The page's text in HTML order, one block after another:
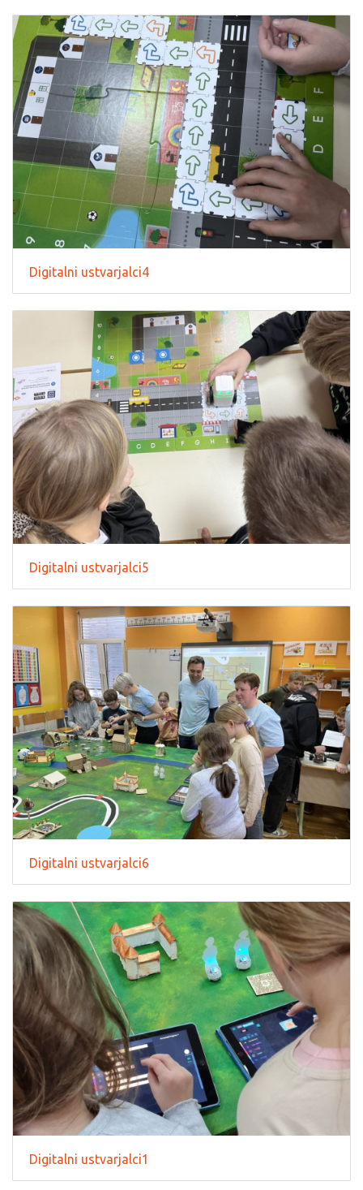
Digitalni ustvarjalci4
Digitalni ustvarjalci5
Digitalni ustvarjalci6
Digitalni ustvarjalci1